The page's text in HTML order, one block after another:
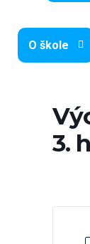
O škole
3.